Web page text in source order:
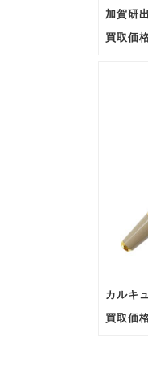
加賀研
買取価
カルキ
買取価